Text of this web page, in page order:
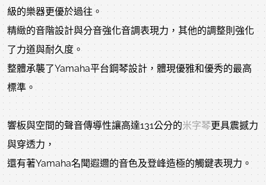
級的樂器更優於過往。
精緻的音階設計與分音強化音調表現力，其他的調整則強化
了力道與耐久度。
整體承襲了Yamaha平台鋼琴設計，體現優雅和優秀的最高
標準。
響板與空間的聲音傳導性讓高達131公分的米字琴更具震撼力
與穿透力，
還有著Yamaha名聞遐邇的音色及登峰造極的觸鍵表現力。